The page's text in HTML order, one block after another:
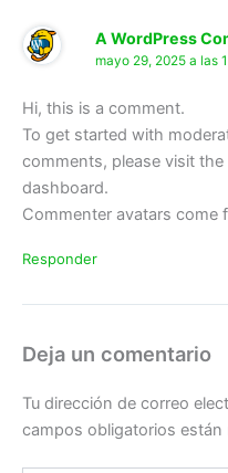
A WordPress
mayo 29, 2025 a las
Hi, this is a comment.
To get started with
comments, please visit
dashboard.
Commenter avatars come
Responder
Deja un comentario
Tu dirección de correo
campos obligatorios están